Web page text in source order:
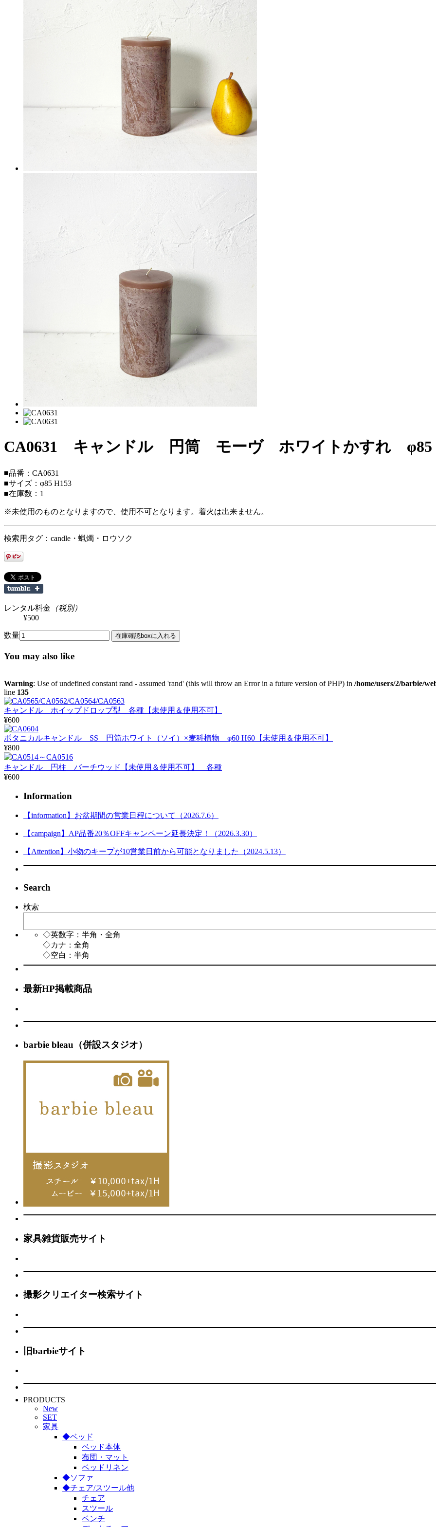
CA0631 キャンドル 円筒 モーヴ ホワイトかすれ φ85
■品番：CA0631
■サイズ：φ85 H153
■在庫数：1
※未使用のものとなりますので、使用不可となります。着火は出来ません。
検索用タグ：candle・蝋燭・ロウソク
レンタル料金 （税別）
¥500
数量
You may also like
Warning: Use of undefined constant rand - assumed 'rand' (this will throw an Error in a future version of PHP) in /home/users/2/barbie/
line 135
キャンドル ホイップドロップ型 各種【未使用＆使用不可】
¥600
ボタニカルキャンドル SS 円筒ホワイト（ソイ）×麦科植物 φ60 H60【未使用＆使用不可】
¥800
キャンドル 円柱 バーチウッド【未使用＆使用不可】 各種
¥600
Information
【information】お盆期間の営業日程について（2026.7.6）
【campaign】AP品番20％OFFキャンペーン延長決定！（2026.3.30）
【Attention】小物のキープが10営業日前から可能となりました（2024.5.13）
Search
検索
◇英数字：半角・全角
◇カナ：全角
◇空白：半角
最新HP掲載商品
barbie bleau（併設スタジオ）
家具雑貨販売サイト
撮影クリエイター検索サイト
旧barbieサイト
PRODUCTS
New
SET
家具
◆ベッド
ベッド本体
布団・マット
ベッドリネン
◆ソファ
◆チェア/スツール他
チェア
スツール
ベンチ